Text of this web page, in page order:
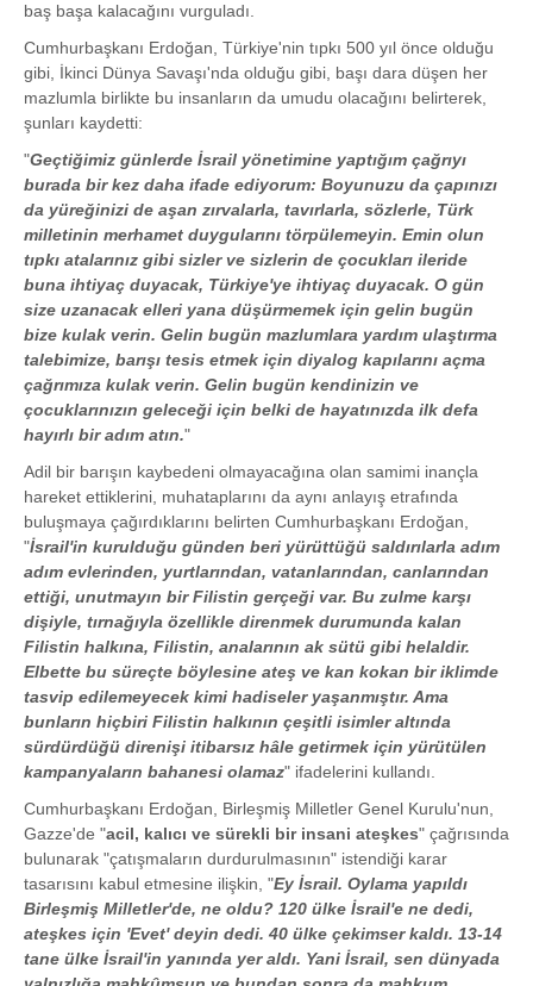
baş başa kalacağını vurguladı.
Cumhurbaşkanı Erdoğan, Türkiye'nin tıpkı 500 yıl önce olduğu
gibi, İkinci Dünya Savaşı'nda olduğu gibi, başı dara düşen her
mazlumla birlikte bu insanların da umudu olacağını belirterek,
şunları kaydetti:
"Geçtiğimiz günlerde İsrail yönetimine yaptığım çağrıyı
burada bir kez daha ifade ediyorum: Boyunuzu da çapınızı
da yüreğinizi de aşan zırvalarla, tavırlarla, sözlerle, Türk
milletinin merhamet duygularını törpülemeyin. Emin olun
tıpkı atalarınız gibi sizler ve sizlerin de çocukları ileride
buna ihtiyaç duyacak, Türkiye'ye ihtiyaç duyacak. O gün
size uzanacak elleri yana düşürmemek için gelin bugün
bize kulak verin. Gelin bugün mazlumlara yardım ulaştırma
talebimize, barışı tesis etmek için diyalog kapılarını açma
çağrımıza kulak verin. Gelin bugün kendinizin ve
çocuklarınızın geleceği için belki de hayatınızda ilk defa
hayırlı bir adım atın."
Adil bir barışın kaybedeni olmayacağına olan samimi inançla
hareket ettiklerini, muhataplarını da aynı anlayış etrafında
buluşmaya çağırdıklarını belirten Cumhurbaşkanı Erdoğan,
"İsrail'in kurulduğu günden beri yürüttüğü saldırılarla adım
adım evlerinden, yurtlarından, vatanlarından, canlarından
ettiği, unutmayın bir Filistin gerçeği var. Bu zulme karşı
dişiyle, tırnağıyla özellikle direnmek durumunda kalan
Filistin halkına, Filistin, analarının ak sütü gibi helaldir.
Elbette bu süreçte böylesine ateş ve kan kokan bir iklimde
tasvip edilemeyecek kimi hadiseler yaşanmıştır. Ama
bunların hiçbiri Filistin halkının çeşitli isimler altında
sürdürdüğü direnişi itibarsız hâle getirmek için yürütülen
kampanyaların bahanesi olamaz" ifadelerini kullandı.
Cumhurbaşkanı Erdoğan, Birleşmiş Milletler Genel Kurulu'nun,
Gazze'de "acil, kalıcı ve sürekli bir insani ateşkes" çağrısında
bulunarak "çatışmaların durdurulmasının" istendiği karar
tasarısını kabul etmesine ilişkin, "Ey İsrail. Oylama yapıldı
Birleşmiş Milletler'de, ne oldu? 120 ülke İsrail'e ne dedi,
ateşkes için 'Evet' deyin dedi. 40 ülke çekimser kaldı. 13-14
tane ülke İsrail'in yanında yer aldı. Yani İsrail, sen dünyada